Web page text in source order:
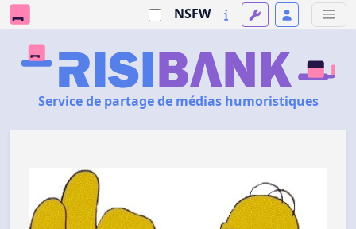
NSFW
Service de partage de médias humoristiques